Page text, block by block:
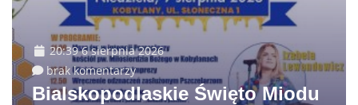
20:39 6 sierpnia 2026
brak komentarzy
Bialskopodlaskie Święto Miodu